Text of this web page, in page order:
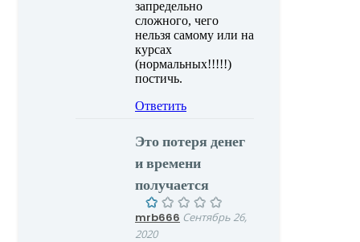
запредельно
сложного, чего
нельзя самому или на
курсах
(нормальных!!!!!)
постичь.
Ответить
Это потеря денег
и времени
получается
mrb666 Сентябрь 26,
2020